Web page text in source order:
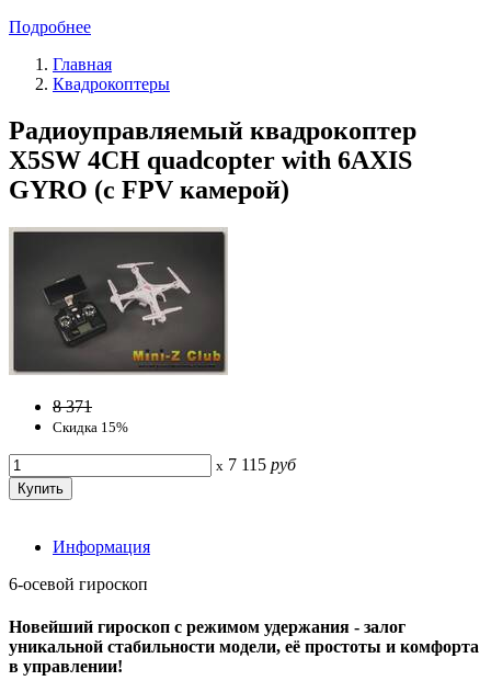
Подробнее
Главная
Квадрокоптеры
Радиоуправляемый квадрокоптер
X5SW 4CH quadcopter with 6AXIS
GYRO (с FPV камерой)
8 371
Скидка 15%
x 7 115 руб
Информация
6-осевой гироскоп
Новейший гироскоп с режимом удержания - залог
уникальной стабильности модели, её простоты и комфорта
в управлении!